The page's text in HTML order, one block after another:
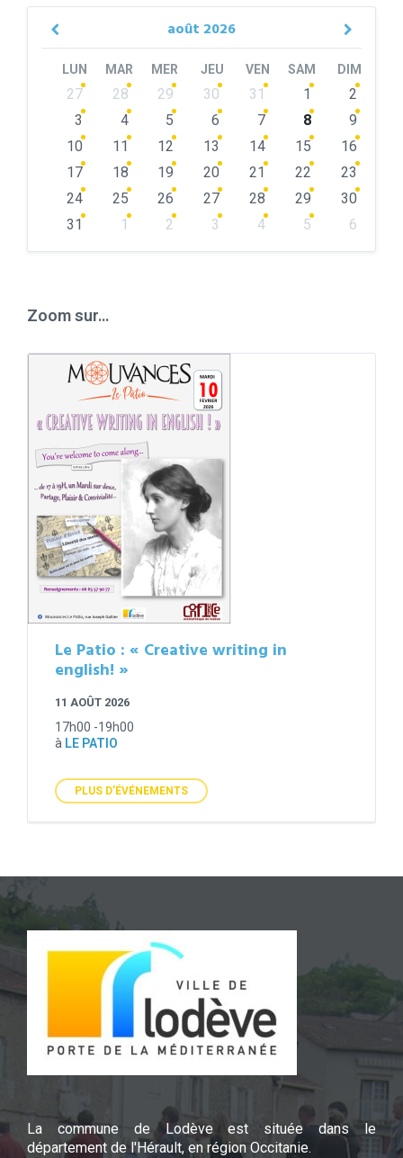
août 2026
Previous
LUN MAR MER JEU VEN SAM DIM
Skip
calendar
27 28 29 30 31 1
2
3
4 5 6 7 8
9
10
11 12 13 14 15
16
17
18 19 20 21 22
23
24
25 26 27 28 29
30
31
1 2 3 4 5
6
Zoom sur…
Le Patio : « Creative writing in
english! »
11 AOÛT 2026
17h00 -19h00
à LE PATIO
PLUS D'ÉVÉNEMENTS
La commune de Lodève est située dans le
département de l'Hérault, en région Occitanie.